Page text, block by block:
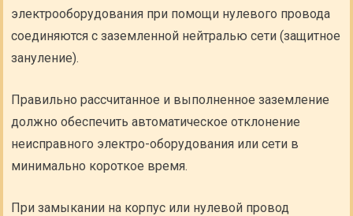
электрооборудования при помощи нулевого провода
соединяются с заземленной нейтралью сети (защитное
зануление).
Правильно рассчитанное и выполненное заземление
должно обеспечить автоматическое отклонение
неисправного электро-оборудования или сети в
минимально короткое время.
При замыкании на корпус или нулевой провод